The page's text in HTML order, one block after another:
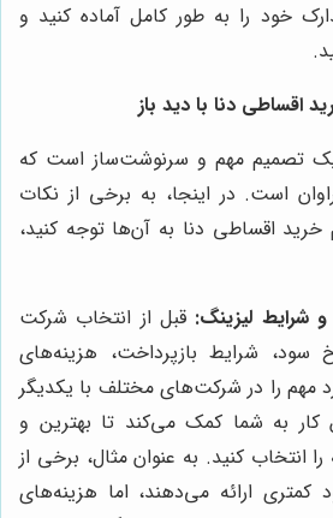
خود را به طور کامل آماده کنید و
اقساطی دنا با دید باز
تصمیم مهم و سرنوشت‌ساز است که
است. در اینجا، به برخی از نکات
خرید اقساطی دنا به آن‌ها توجه کنید،
شرایط لیزینگ: قبل از انتخاب شرکت
سود، شرایط بازپرداخت، هزینه‌های
مهم را در شرکت‌های مختلف با یکدیگر
کار به شما کمک می‌کند تا بهترین و
انتخاب کنید. به عنوان مثال، برخی از
ارائه می‌دهند، اما هزینه‌های